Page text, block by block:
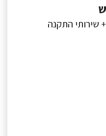
שירותי התקנה